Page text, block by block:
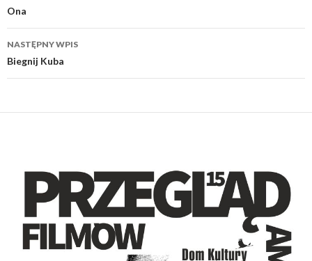
wpisu
Ona
NASTĘPNY WPIS
Biegnij Kuba